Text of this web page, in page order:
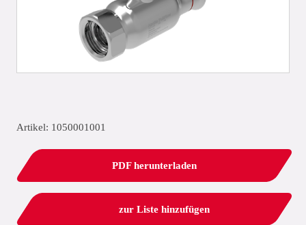
Artikel: 1050001001
PDF herunterladen
zur Liste hinzufügen